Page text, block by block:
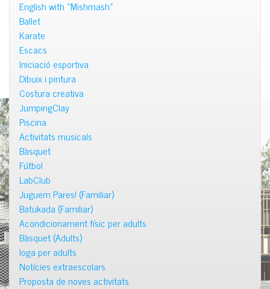
English with «Mishmash»
Ballet
Karate
Escacs
Iniciació esportiva
Dibuix i pintura
Costura creativa
JumpingClay
Piscina
Activitats musicals
Bàsquet
Fútbol
LabClub
Juguem Pares! (Familiar)
Batukada (Familiar)
Acondicionament físic per adults
Bàsquet (Adults)
Ioga per adults
Notícies extraescolars
Proposta de noves activitats